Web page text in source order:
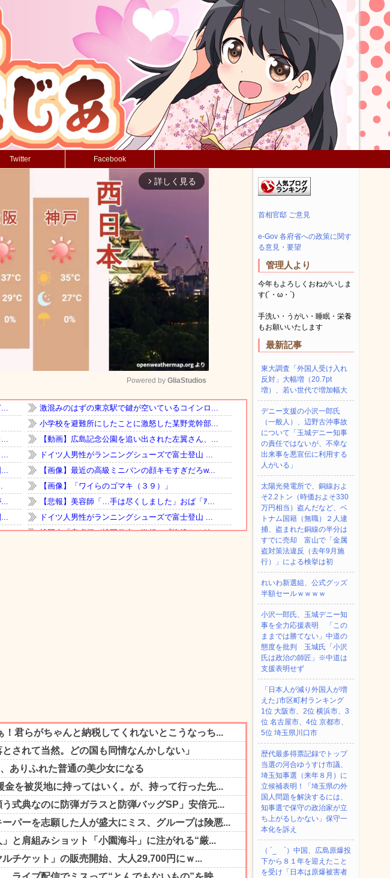
Twitter Facebook
arrow_forward_ios 詳しく見る
Mute
Powered by GliaStudios
首相官邸 ご意見
e-Gov 各府省への政策に関す
る意見・要望
管理人より
今年もよろしくおねがいしま
す(´・ω・`)
手洗い・うがい・睡眠・栄養
もお願いいたします
最新記事
東大調査「外国人受け入れ
反対」大幅増（20.7pt
増）、若い世代で増加幅大
デニー支援の小沢一郎氏
（一般人）、辺野古沖事故
について「玉城デニー知事
の責任ではないが、不幸な
出来事を悪宣伝に利用する
人がいる」
太陽光発電所で、銅線およ
そ2.2トン（時価およそ330
万円相当）盗んだなど、ベ
トナム国籍（無職）２人逮
捕、盗まれた銅線の半分は
すでに売却 富山で「金属
盗対策法違反（去年9月施
行）」による検挙は初
れいわ新選組、公式グッズ
半額セールｗｗｗｗ
小沢一郎氏、玉城デニー知
事を全力応援表明 「この
ままでは勝てない」中道の
態度を批判 玉城氏「小沢
氏は政治の師匠」※中道は
支援表明せず
「日本人が減り外国人が増
えた｣市区町村ランキング
1位 大阪市、2位 横浜市、3
位 名古屋市、4位 京都市、
5位 埼玉県川口市
歴代最多得票記録でトップ
当選の河合ゆうすけ市議、
埼玉知事選（来年８月）に
立候補表明！「埼玉県の外
国人問題を解決するには、
知事選で保守の政治家が立
ち上がるしかない」保守一
本化を訴え
（ ´_ゝ`）中国、広島原爆投
下から８１年を迎えたこと
を受け「日本は原爆被害者